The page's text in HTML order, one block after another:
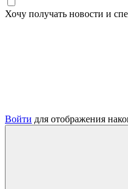
Хочу получать новости и
Войти для отображения